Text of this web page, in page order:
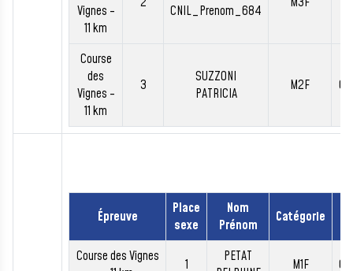
Vignes -
11 km
CNIL_Prenom_684
Course
des
Vignes -
11 km
3
SUZZONI
PATRICIA
M2F
Épreuve
Place
sexe
Nom
Prénom
Catégorie
Course des Vignes
1
PETAT
M1F